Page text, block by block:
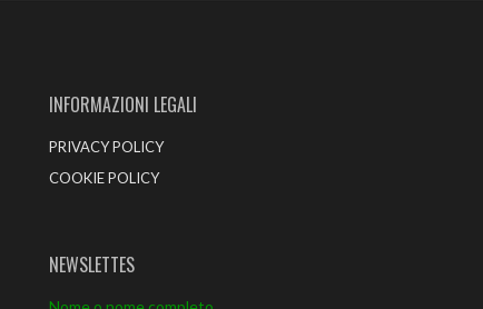
INFORMAZIONI LEGALI
PRIVACY POLICY
COOKIE POLICY
NEWSLETTES